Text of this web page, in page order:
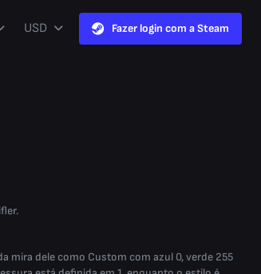
USD
Fazer login com a Steam
mira dele como Custom com azul 0, verde 255